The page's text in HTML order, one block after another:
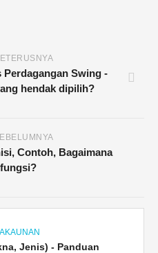
Perdagangan Swing -
hendak dipilih?
Contoh, Bagaimana
Jenis) - Panduan